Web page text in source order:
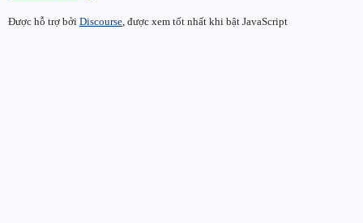
Được hỗ trợ bởi Discourse, được xem tốt nhất khi bật JavaScript